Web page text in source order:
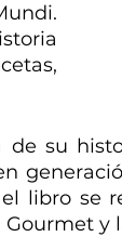
su
libro se
y